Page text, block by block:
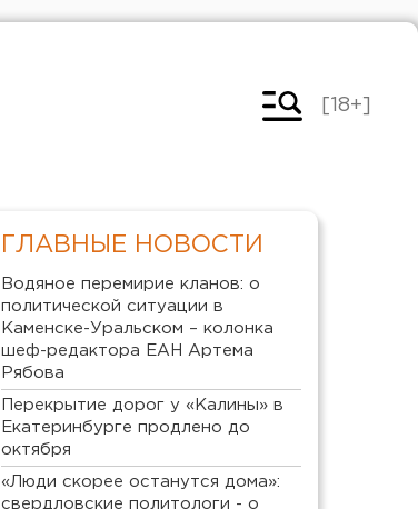
[18+]
ГЛАВНЫЕ НОВОСТИ
Водяное перемирие кланов: о
политической ситуации в
Каменске-Уральском – колонка
шеф-редактора ЕАН Артема
Рябова
Перекрытие дорог у «Калины» в
Екатеринбурге продлено до
октября
«Люди скорее останутся дома»:
свердловские политологи - о